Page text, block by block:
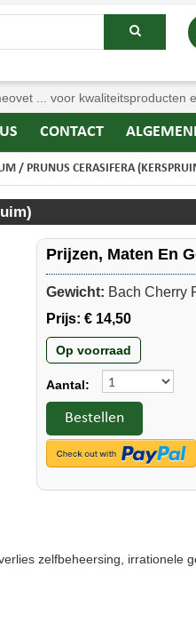
... voor kwaliteitsproducten
CONTACT
/ PRUNUS CERASIFERA
Prijzen, Maten En
Gewicht: Bach Cherry
Prijs: € 14,50
Op voorraad
Aantal:
Bestellen
zelfbeheersing, irrationele